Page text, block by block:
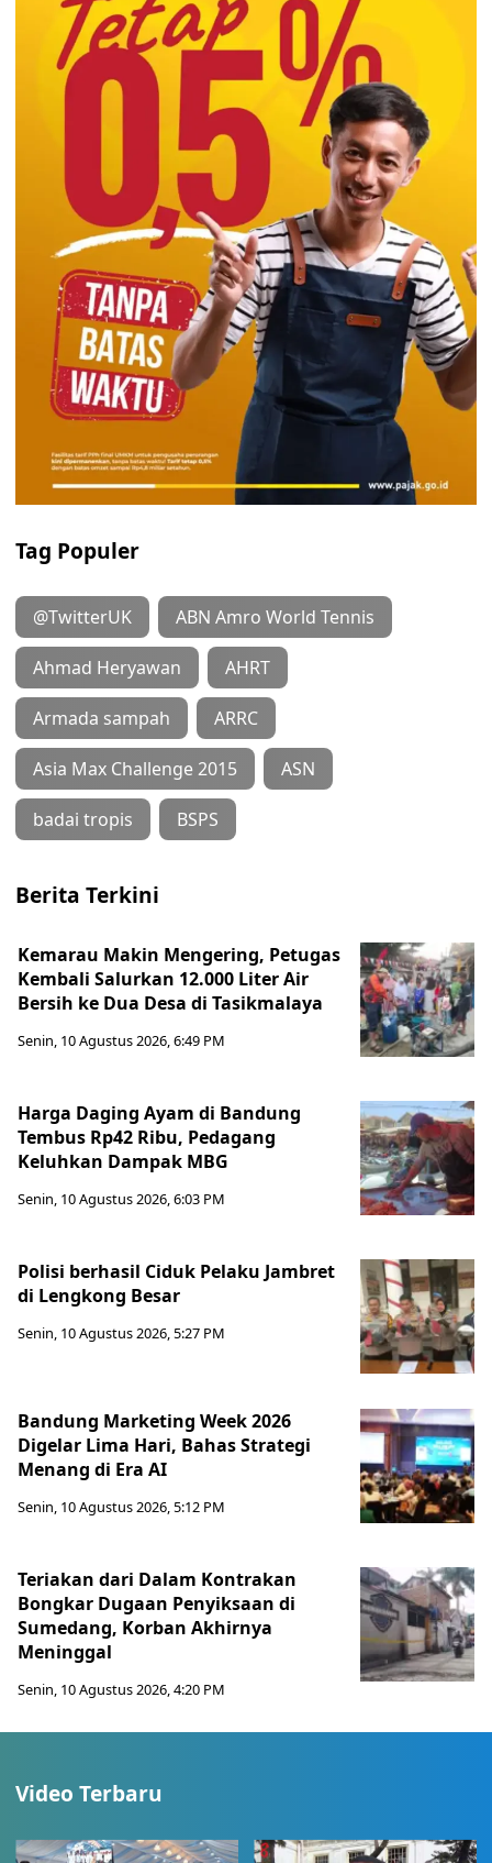
Tag Populer
@TwitterUK ABN Amro World Tennis
Ahmad Heryawan AHRT
Armada sampah ARRC
Asia Max Challenge 2015 ASN
badai tropis BSPS
Berita Terkini
Kemarau Makin Mengering, Petugas
Kembali Salurkan 12.000 Liter Air
Bersih ke Dua Desa di Tasikmalaya
Senin, 10 Agustus 2026, 6:49 PM
Harga Daging Ayam di Bandung
Tembus Rp42 Ribu, Pedagang
Keluhkan Dampak MBG
Senin, 10 Agustus 2026, 6:03 PM
Polisi berhasil Ciduk Pelaku Jambret
di Lengkong Besar
Senin, 10 Agustus 2026, 5:27 PM
Bandung Marketing Week 2026
Digelar Lima Hari, Bahas Strategi
Menang di Era AI
Senin, 10 Agustus 2026, 5:12 PM
Teriakan dari Dalam Kontrakan
Bongkar Dugaan Penyiksaan di
Sumedang, Korban Akhirnya
Meninggal
Senin, 10 Agustus 2026, 4:20 PM
Video Terbaru